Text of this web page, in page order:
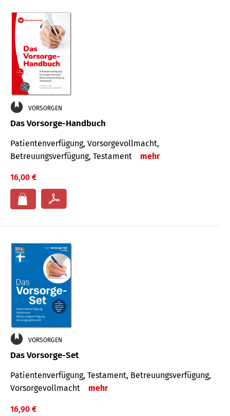
VORSORGEN
Das Vorsorge-Handbuch
Patientenverfügung, Vorsorgevollmacht,
Betreuungsverfügung, Testament
mehr
16,00 €
VORSORGEN
Das Vorsorge-Set
Patienten­ver­fügung, Testa­ment, Be­treuungs­verfü­gung,
Vor­sorge­voll­macht
mehr
16,90 €